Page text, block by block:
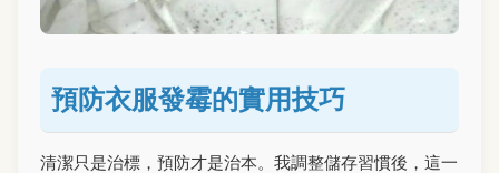
預防衣服發霉的實用技巧
清潔只是治標，預防才是治本。我調整儲存習慣後，這一